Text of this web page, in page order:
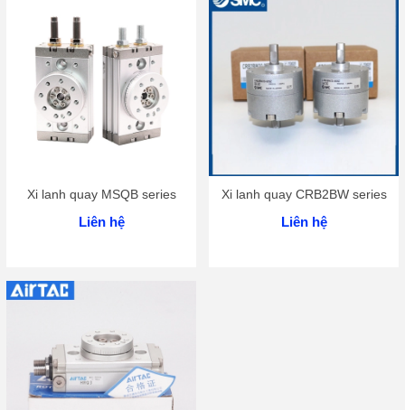
Xi lanh quay MSQB series
Liên hệ
Xi lanh quay CRB2BW series
Liên hệ